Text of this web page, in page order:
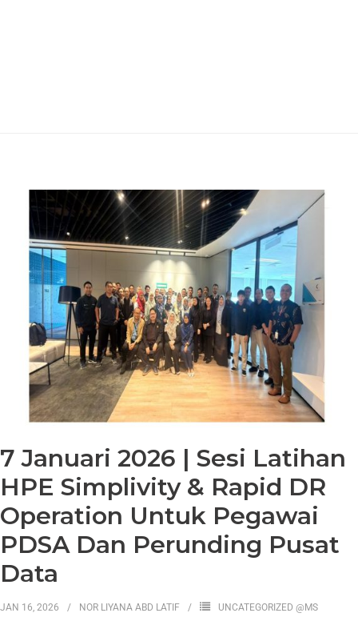
7 Januari 2026 | Sesi Latihan
HPE Simplivity & Rapid DR
Operation Untuk Pegawai
PDSA Dan Perunding Pusat
Data
JAN 16, 2026 NOR LIYANA ABD LATIF UNCATEGORIZED @MS